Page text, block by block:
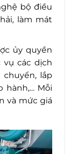
bộ điều
làm mát
ủy quyền
vụ các dịch
lắp
hành,… Mỗi
và mức giá